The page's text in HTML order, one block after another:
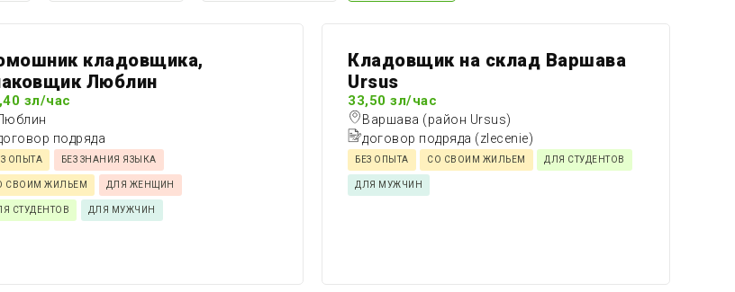
кладовщика,
Люблин
зл/час
подряда
ОПЫТА БЕЗ ЗНАНИЯ ЯЗЫКА
СВОИМ ЖИЛЬЕМ ДЛЯ ЖЕНЩИН
СТУДЕНТОВ ДЛЯ МУЖЧИН
Кладовщик на склад Варшава
Ursus
33,50 зл/час
Варшава (район Ursus)
договор подряда (zlecenie)
БЕЗ ОПЫТА СО СВОИМ ЖИЛЬЕМ ДЛЯ СТУДЕНТОВ
ДЛЯ МУЖЧИН